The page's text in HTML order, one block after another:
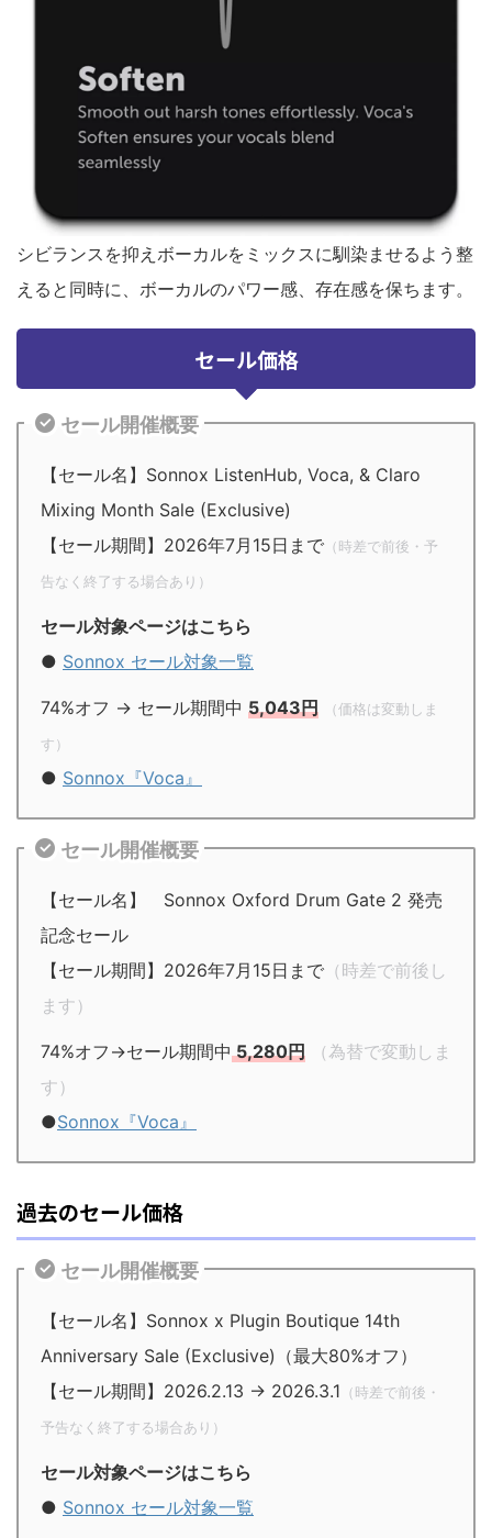
シビランスを抑えボーカルをミックスに馴染ませるよう整
えると同時に、ボーカルのパワー感、存在感を保ちます。
セール価格
セール開催概要
【セール名】Sonnox ListenHub, Voca, & Claro
Mixing Month Sale (Exclusive)
【セール期間】2026年7月15日まで （時差で前後・予
告なく終了する場合あり）
セール対象ページはこちら
● Sonnox セール対象一覧
74%オフ → セール期間中 5,043円 （価格は変動しま
す）
● Sonnox『Voca』
セール開催概要
【セール名】 Sonnox Oxford Drum Gate 2 発売
記念セール
【セール期間】2026年7月15日まで （時差で前後し
ます）
74%オフ→セール期間中5,280円
（為替で変動しま
す）
●Sonnox『Voca』
過去のセール価格
セール開催概要
【セール名】Sonnox x Plugin Boutique 14th
Anniversary Sale (Exclusive)（最大80%オフ）
【セール期間】2026.2.13 → 2026.3.1 （時差で前後・
予告なく終了する場合あり）
セール対象ページはこちら
● Sonnox セール対象一覧